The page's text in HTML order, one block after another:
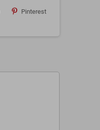
Pinterest